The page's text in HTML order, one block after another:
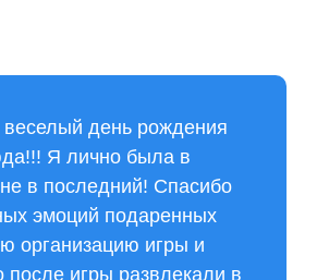
день рождения
Я лично была в
в последний! Спасибо
эмоций подаренных
организацию игры и
после игры развлекали в